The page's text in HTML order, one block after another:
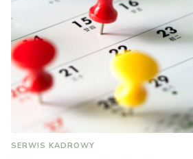
SERWIS KADROWY